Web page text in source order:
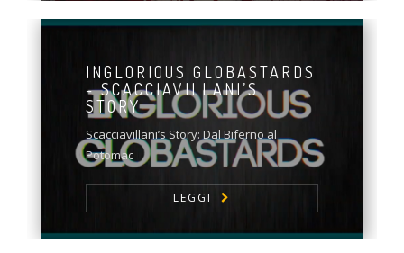
INGLORIOUS GLOBASTARDS
- SCACCIAVILLANI’S
STORY
Scacciavillani’s Story: Dal Biferno al
Potomac
LEGGI